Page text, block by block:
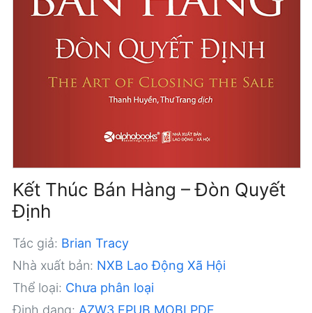
Kết Thúc Bán Hàng – Đòn Quyết
Định
Tác giả: Brian Tracy
Nhà xuất bản: NXB Lao Động Xã Hội
Thể loại: Chưa phân loại
Định dạng: AZW3 EPUB MOBI PDF